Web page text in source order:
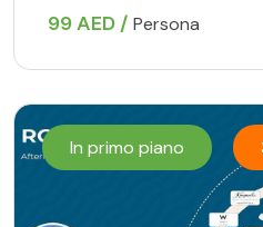
99 AED / Persona
In primo piano